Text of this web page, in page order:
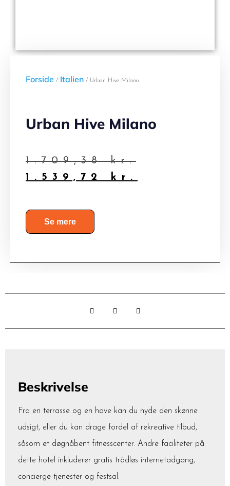
Forside / Italien / Urban Hive Milano
Urban Hive Milano
1.709,38kr.
1.539,72 kr.
Se mere
Beskrivelse
Fra en terrasse og en have kan du nyde den skønne
udsigt, eller du kan drage fordel af rekreative tilbud,
såsom et døgnåbent fitnesscenter. Andre faciliteter på
dette hotel inkluderer gratis trådløs internetadgang,
concierge-tjenester og festsal.